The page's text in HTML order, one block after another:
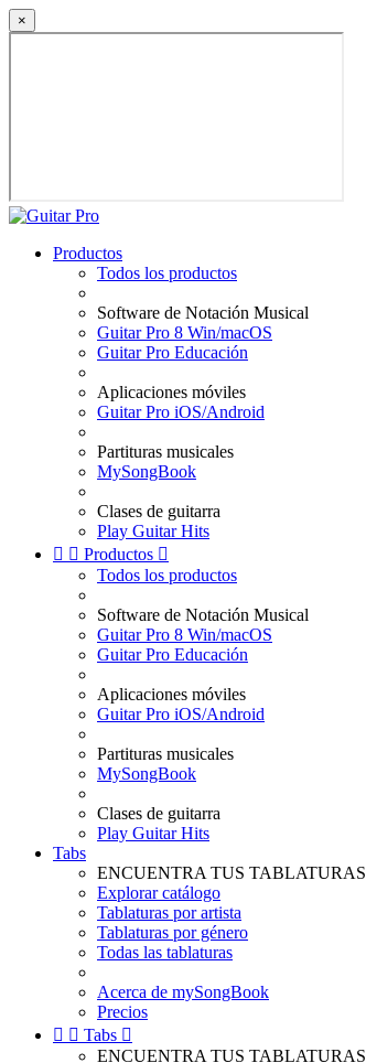
×
Productos
Todos los productos
Software de Notación Musical
Guitar Pro 8 Win/macOS
Guitar Pro Educación
Aplicaciones móviles
Guitar Pro iOS/Android
Partituras musicales
MySongBook
Clases de guitarra
Play Guitar Hits
  Productos 
Todos los productos
Software de Notación Musical
Guitar Pro 8 Win/macOS
Guitar Pro Educación
Aplicaciones móviles
Guitar Pro iOS/Android
Partituras musicales
MySongBook
Clases de guitarra
Play Guitar Hits
Tabs
ENCUENTRA TUS TABLATURAS
Explorar catálogo
Tablaturas por artista
Tablaturas por género
Todas las tablaturas
Acerca de mySongBook
Precios
  Tabs 
ENCUENTRA TUS TABLATURAS